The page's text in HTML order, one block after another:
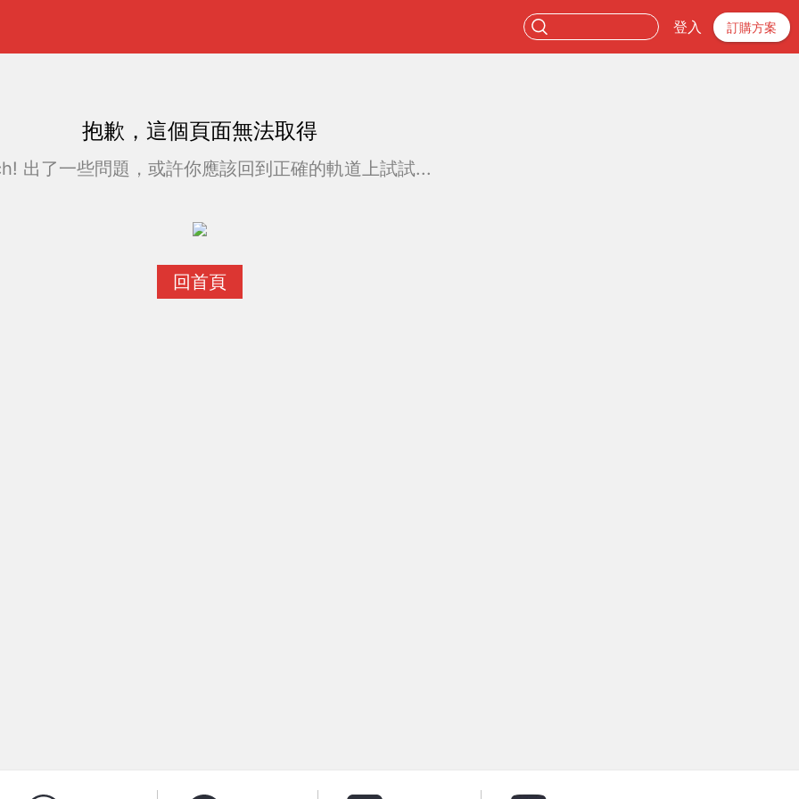
登入 訂購方案
抱歉，這個頁面無法取得
出了一些問題，或許你應該回到正確的軌道上試試...